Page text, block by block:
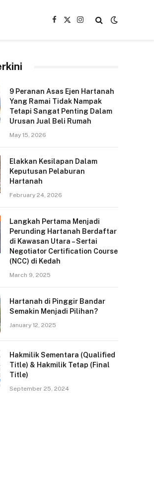
Facebook
X
Instagram
9 Peranan Asas Ejen Hartanah
Yang Ramai Tidak Nampak
Tetapi Sangat Penting Dalam
Urusan Jual Beli Rumah
May 15, 2026
Elakkan Kesilapan Dalam
Keputusan Pelaburan
Hartanah
February 24, 2026
Langkah Pertama Menjadi
Perunding Hartanah Berdaftar
di Kawasan Utara – Sertai
Negotiator Certification Course
(NCC) di Kedah
March 9, 2025
Hartanah di Pinggir Bandar
Semakin Menjadi Pilihan?
January 12, 2025
Hakmilik Sementara (Qualified
Title) & Hakmilik Tetap (Final
Title)
September 25, 2024